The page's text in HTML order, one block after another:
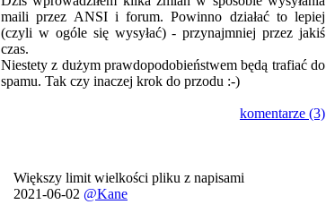
maili przez ANSI i forum. Powinno działać to lepiej
(czyli w ogóle się wysyłać) - przynajmniej przez jakiś
czas.
Niestety z dużym prawdopodobieństwem będą trafiać do
spamu. Tak czy inaczej krok do przodu :-)
komentarze (3)
Większy limit wielkości pliku z napisami
2021-06-02 @Kane